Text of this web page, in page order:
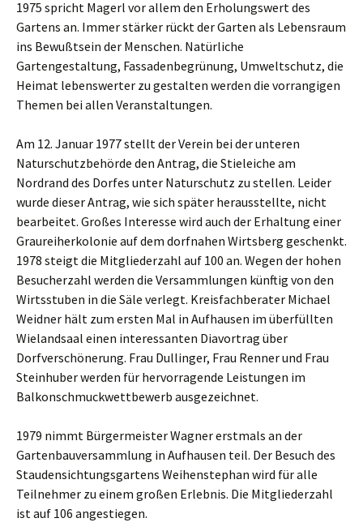
1975 spricht Magerl vor allem den Erholungswert des
Gartens an. Immer stärker rückt der Garten als Lebensraum
ins Bewußtsein der Menschen. Natürliche
Gartengestaltung, Fassadenbegrünung, Umweltschutz, die
Heimat lebenswerter zu gestalten werden die vorrangigen
Themen bei allen Veranstaltungen.
Am 12. Januar 1977 stellt der Verein bei der unteren
Naturschutzbehörde den Antrag, die Stieleiche am
Nordrand des Dorfes unter Naturschutz zu stellen. Leider
wurde dieser Antrag, wie sich später herausstellte, nicht
bearbeitet. Großes Interesse wird auch der Erhaltung einer
Graureiherkolonie auf dem dorfnahen Wirtsberg geschenkt.
1978 steigt die Mitgliederzahl auf 100 an. Wegen der hohen
Besucherzahl werden die Versammlungen künftig von den
Wirtsstuben in die Säle verlegt. Kreisfachberater Michael
Weidner hält zum ersten Mal in Aufhausen im überfüllten
Wielandsaal einen interessanten Diavortrag über
Dorfverschönerung. Frau Dullinger, Frau Renner und Frau
Steinhuber werden für hervorragende Leistungen im
Balkonschmuckwettbewerb ausgezeichnet.
1979 nimmt Bürgermeister Wagner erstmals an der
Gartenbauversammlung in Aufhausen teil. Der Besuch des
Staudensichtungsgartens Weihenstephan wird für alle
Teilnehmer zu einem großen Erlebnis. Die Mitgliederzahl
ist auf 106 angestiegen.